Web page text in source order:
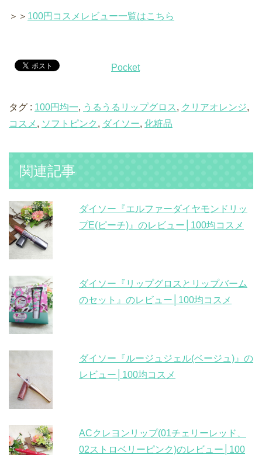
＞＞ 100円コスメレビュー一覧はこちら
Pocket
タグ : 100円均一, うるうるリップグロス , クリアオレンジ,
コスメ , ソフトピンク , ダイソー, 化粧品
関連記事
ダイソー『エルファーダイヤモンドリッ
プE(ピーチ)』のレビュー│100均コスメ
ダイソー『リップグロスとリップバーム
のセット』のレビュー│100均コスメ
ダイソー『ルージュジェル(ベージュ)』の
レビュー│100均コスメ
ACクレヨンリップ(01チェリーレッド、
02ストロベリーピンク)のレビュー│100